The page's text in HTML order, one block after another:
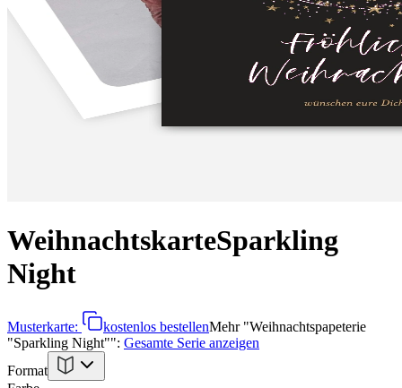
WeihnachtskarteSparkling
Night
Musterkarte: kostenlos bestellenMehr"Weihnachtspapeterie
"Sparkling Night"": Gesamte Serie anzeigen
Format